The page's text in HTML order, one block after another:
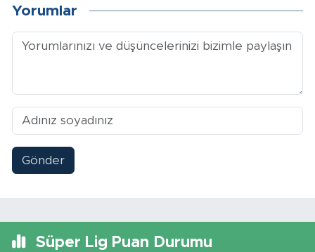
Yorumlar
Gönder
Süper Lig Puan Durumu